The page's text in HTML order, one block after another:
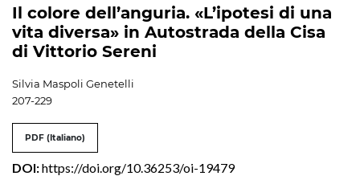
Il colore dell’anguria. «L’ipotesi di una
vita diversa» in Autostrada della Cisa
di Vittorio Sereni
Silvia Maspoli Genetelli
207-229
PDF (Italiano)
DOI:https://doi.org/10.36253/oi-19479